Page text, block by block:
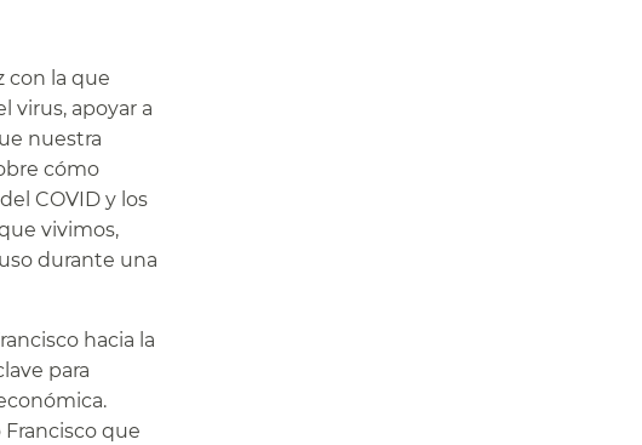
con la que
virus, apoyar a
nuestra
cómo
COVID y los
vivimos,
durante una
hacia la
para
que